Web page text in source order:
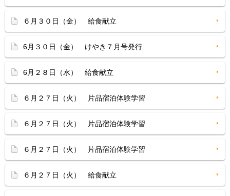
６月３０日（金） 給食献立
6月３０日（金） けやき７月号発行
6月２８日（水） 給食献立
６月２７日（火） 片品宿泊体験学習
６月２７日（火） 片品宿泊体験学習
６月２７日（火） 片品宿泊体験学習
６月２７日（火） 給食献立